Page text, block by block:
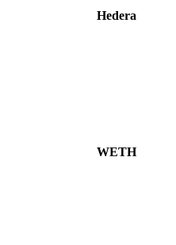
Hedera
WETH